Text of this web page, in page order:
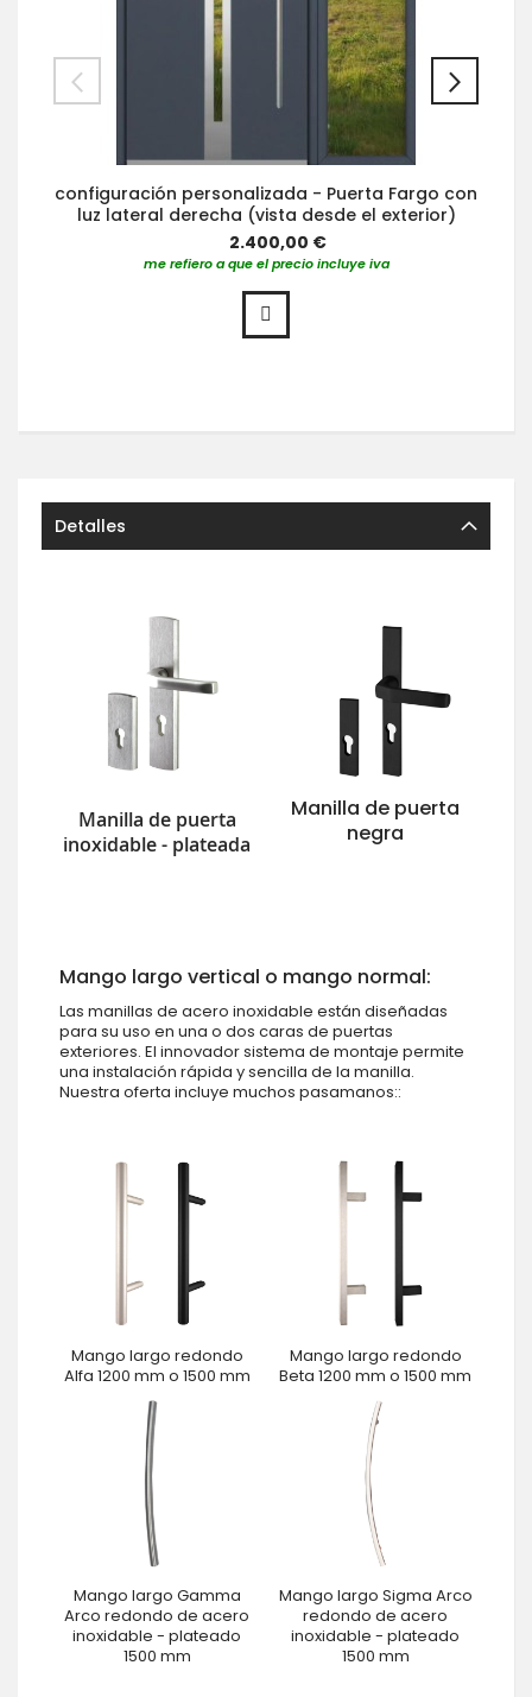
configuración personalizada - Puerta Fargo con
luz lateral derecha (vista desde el exterior)
2.400,00 €
me refiero a que el precio incluye iva
Detalles